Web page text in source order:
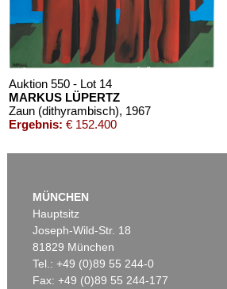
Auktion 550 - Lot 14
MARKUS LÜPERTZ
Zaun (dithyrambisch), 1967
Ergebnis: € 152.400
MÜNCHEN
Hauptsitz
Joseph-Wild-Str. 18
81829 München
Tel.: +49 (0)89 55 244-0
Fax: +49 (0)89 55 244-177